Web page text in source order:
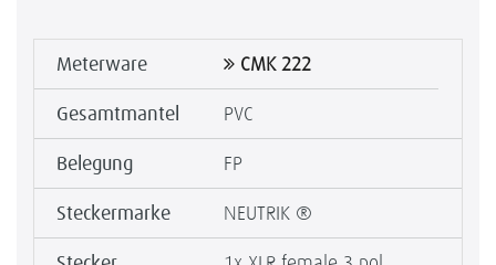
Meterware CMK 222
Gesamtmantel PVC
Belegung FP
Steckermarke NEUTRIK ®